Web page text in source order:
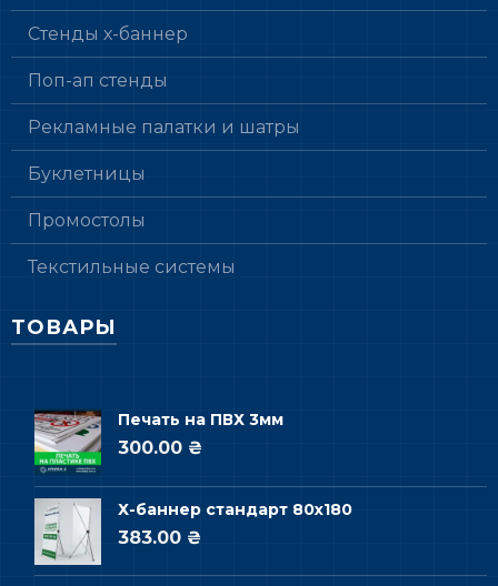
Стенды х-баннер
Поп-ап стенды
Рекламные палатки и шатры
Буклетницы
Промостолы
Текстильные системы
ТОВАРЫ
Печать на ПВХ 3мм
300.00 ₴
Х-баннер стандарт 80х180
383.00 ₴